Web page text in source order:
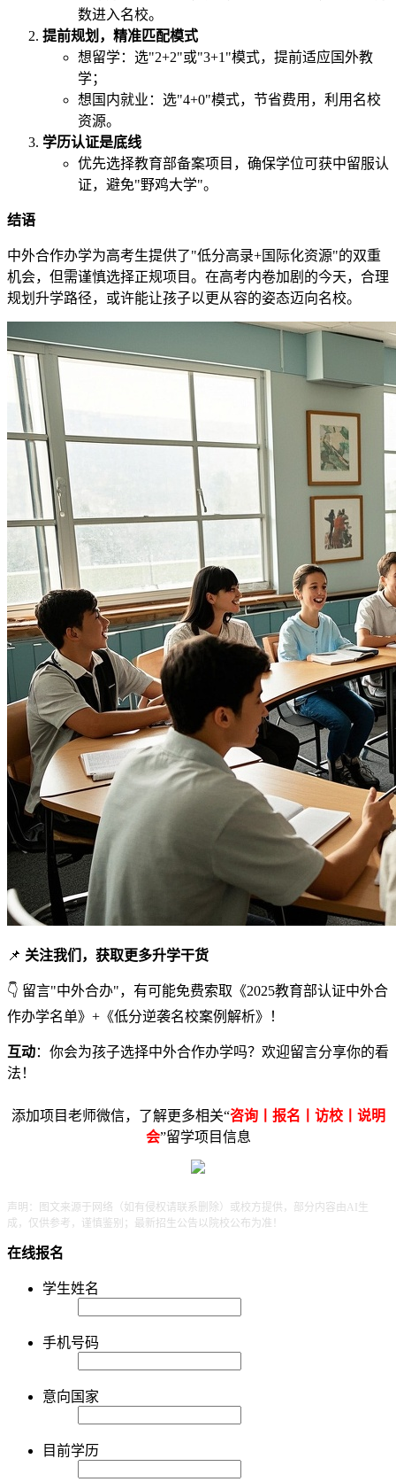
数进入名校。
提前规划，精准匹配模式
想留学：选"2+2"或"3+1"模式，提前适应国外教
学；
想国内就业：选"4+0"模式，节省费用，利用名校
资源。
学历认证是底线
优先选择教育部备案项目，确保学位可获中留服认
证，避免"野鸡大学"。
结语
中外合作办学为高考生提供了"低分高录+国际化资源"的双重
机会，但需谨慎选择正规项目。在高考内卷加剧的今天，合理
规划升学路径，或许能让孩子以更从容的姿态迈向名校。
📌 关注我们，获取更多升学干货
👇 留言"中外合办"，有可能免费索取《2025教育部认证中外合
作办学名单》+《低分逆袭名校案例解析》！
互动：你会为孩子选择中外合作办学吗？欢迎留言分享你的看
法！
添加项目老师微信，了解更多相关“咨询丨报名丨访校丨说明
会”留学项目信息
声明：图文来源于网络（如有侵权请联系删除）或校方提供，部分内容由AI生
成，仅供参考，谨慎鉴别；最新招生公告以院校公布为准！
在线报名
学生姓名
手机号码
意向国家
目前学历